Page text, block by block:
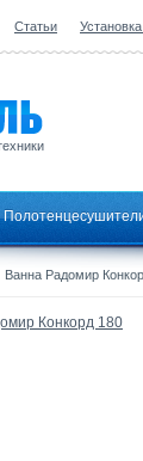
Статьи
Ванна Радомир